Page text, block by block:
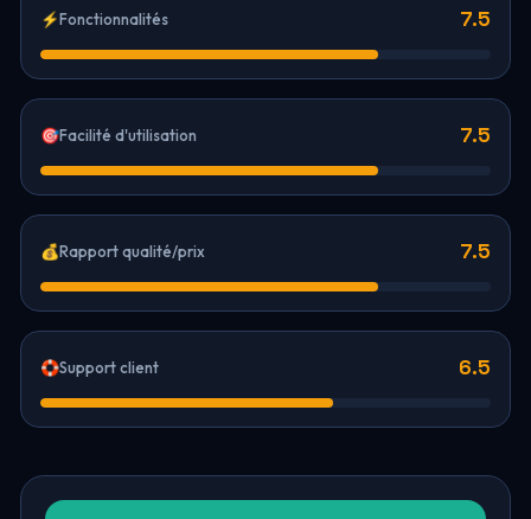
⚡Fonctionnalités 7.5
🎯Facilité d'utilisation 7.5
💰Rapport qualité/prix 7.5
🛟Support client 6.5